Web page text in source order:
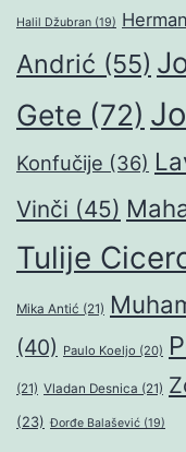
Halil Džubran (19)
Andrić (55)
Gete (72)
Konfučije (36)
Vinči (45)
Tulije
Mika Antić (21)
(40) Paulo Koeljo (20)
(21) Vladan Desnica (21)
(23) Đorđe Balašević (19)